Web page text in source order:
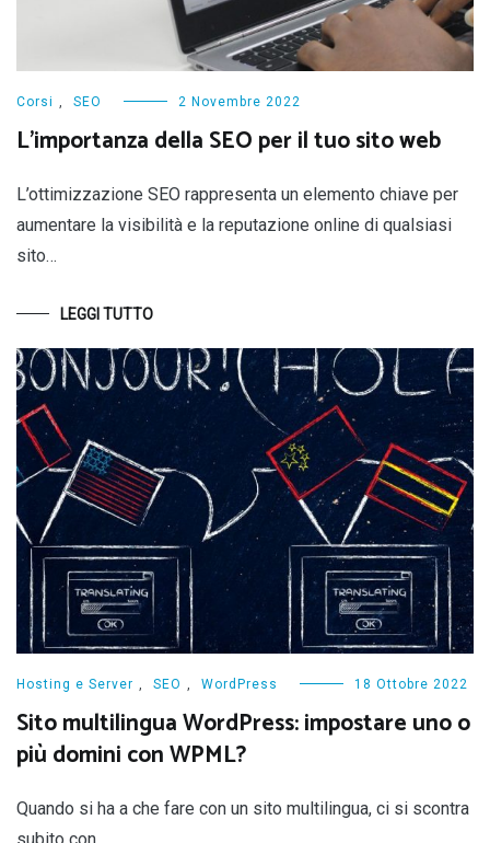
Corsi , SEO 2 Novembre 2022
L’importanza della SEO per il tuo sito web
L’ottimizzazione SEO rappresenta un elemento chiave per
aumentare la visibilità e la reputazione online di qualsiasi
sito…
LEGGI TUTTO
Hosting e Server , SEO , WordPress 18 Ottobre 2022
Sito multilingua WordPress: impostare uno o
più domini con WPML?
Quando si ha a che fare con un sito multilingua, ci si scontra